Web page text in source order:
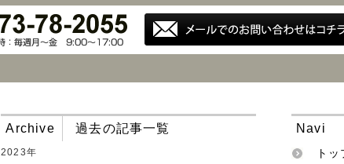
Archive 過去の記事一覧
2023年
Navi
ト